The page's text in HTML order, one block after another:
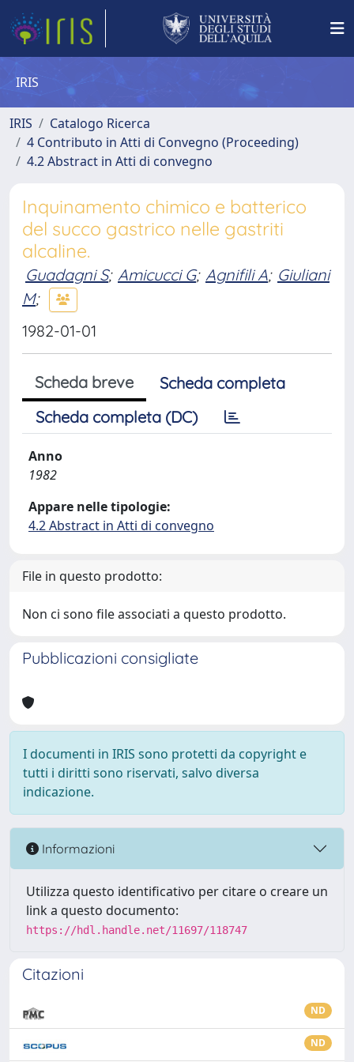
IRIS
IRIS
Catalogo Ricerca
4 Contributo in Atti di Convegno (Proceeding)
4.2 Abstract in Atti di convegno
Inquinamento chimico e batterico
del succo gastrico nelle gastriti
alcaline.
Guadagni S; Amicucci G; Agnifili A; Giuliani
M;
1982-01-01
Scheda breve
Scheda completa
Scheda completa (DC)
Anno
1982
Appare nelle tipologie:
4.2 Abstract in Atti di convegno
File in questo prodotto:
Non ci sono file associati a questo prodotto.
Pubblicazioni consigliate
I documenti in IRIS sono protetti da copyright e
tutti i diritti sono riservati, salvo diversa
indicazione.
Informazioni
Utilizza questo identificativo per citare o creare un
link a questo documento:
https://hdl.handle.net/11697/118747
Citazioni
ND
ND